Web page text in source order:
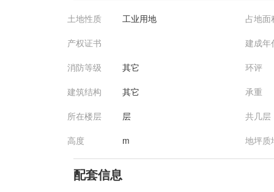
土地性质 工业用地
占地面
产权证书
建成年
消防等级
其它
环评
建筑结构
其它
承重
所在楼层
层
共几层
高度
m 地坪质
配套信息